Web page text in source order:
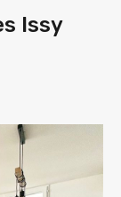
Issy